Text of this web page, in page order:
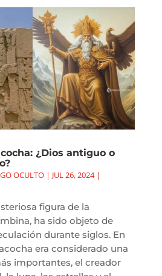
¿Dios antiguo o
OCULTO| JUL 26, 2024|
figura de la
ha sido objeto de
durante siglos. En
era considerado una
importantes, el creador